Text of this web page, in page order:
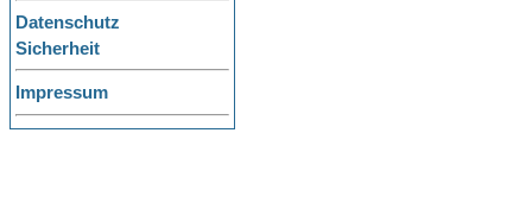
Datenschutz
Sicherheit
Impressum